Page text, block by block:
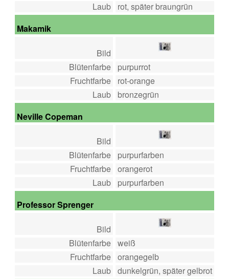
Laub
rot, später braungrün
Makamik
Bild
Blütenfarbe
purpurrot
Fruchtfarbe
rot-orange
Laub
bronzegrün
Neville Copeman
Bild
Blütenfarbe
purpurfarben
Fruchtfarbe orangerot
Laub
purpurfarben
Professor Sprenger
Bild
Blütenfarbe weiß
Fruchtfarbe orangegelb
Laub dunkelgrün, später gelbrot